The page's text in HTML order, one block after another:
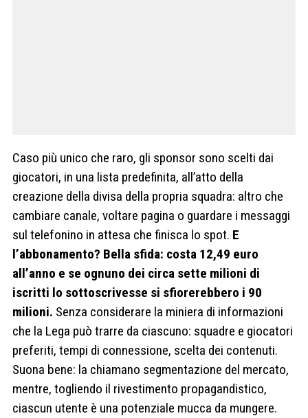
Caso più unico che raro, gli sponsor sono scelti dai
giocatori, in una lista predefinita, all’atto della
creazione della divisa della propria squadra: altro che
cambiare canale, voltare pagina o guardare i messaggi
sul telefonino in attesa che finisca lo spot. E
l’abbonamento? Bella sfida: costa 12,49 euro
all’anno e se ognuno dei circa sette milioni di
iscritti lo sottoscrivesse si sfiorerebbero i 90
milioni. Senza considerare la miniera di informazioni
che la Lega può trarre da ciascuno: squadre e giocatori
preferiti, tempi di connessione, scelta dei contenuti.
Suona bene: la chiamano segmentazione del mercato,
mentre, togliendo il rivestimento propagandistico,
ciascun utente è una potenziale mucca da mungere.